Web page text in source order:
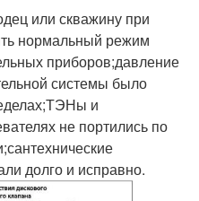
или скважину при
нормальный режим
приборов;давление
системы было
и
не портились по
долго и исправно.